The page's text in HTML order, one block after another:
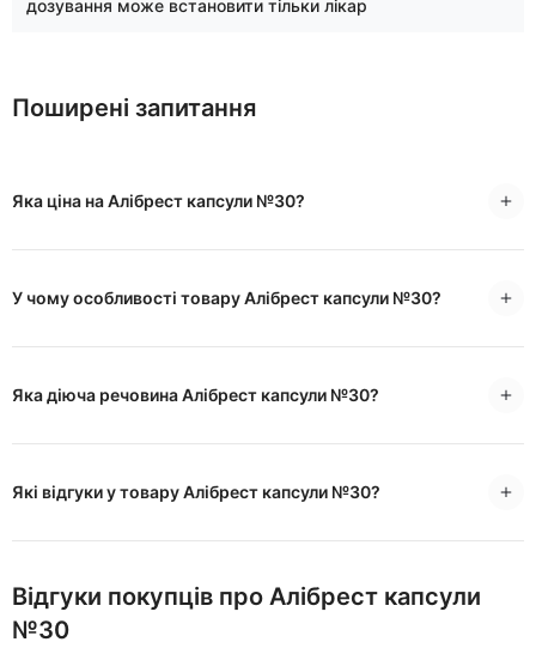
дозування може встановити тільки лікар
Поширені запитання
Яка ціна на Алібрест капсули №30?
У чому особливості товару Алібрест капсули №30?
Яка діюча речовина Алібрест капсули №30?
Які відгуки у товару Алібрест капсули №30?
Відгуки покупців про Алібрест капсули
№30